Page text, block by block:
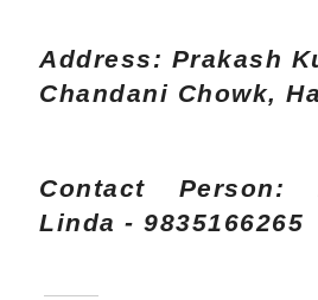
Address: Prakash
Chandani Chowk,
Contact Person:
Linda - 9835166265